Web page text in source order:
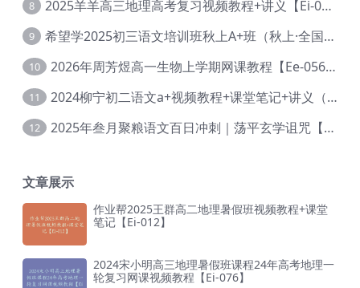
8 2025羊羊高三地理高考复习视频教程+讲义【Ei-051】
9 希望学2025初三语文培训班秋上A+班（秋上·全国版·A+）【Da-031】
10 2026年周芳煜高一生物上学期网课教程【Ee-056】
11 2024柳宁初二语文a+视频教程+课堂笔记+讲义（暑假班+秋季班）【Da-003】
12 2025年叁月聚粮语文百日冲刺｜荡平玄学诅咒【Ea-001】
文章展示
作业帮2025王群高二地理暑假班视频教程+课堂
笔记【Ei-012】
2024宋小明高三地理暑假班课程24年高考地理一
轮复习网课视频教程【Ei-076】